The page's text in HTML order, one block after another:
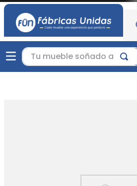
Tu mueble soñado aquí...